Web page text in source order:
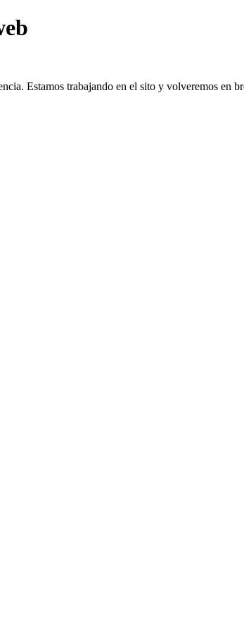
Estamos trabajando en el sito y volveremos en